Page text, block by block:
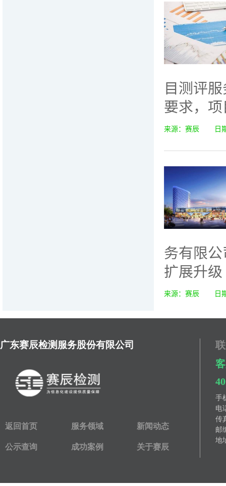
广东赛辰检测服务股份有限公司
返回首页 服务领域 新闻动态
公示查询 成功案例 关于赛辰
手
电
传
邮
地